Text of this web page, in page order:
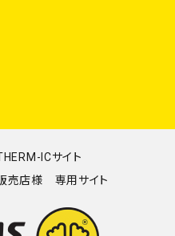
ICサイト
売店様 専用サイト